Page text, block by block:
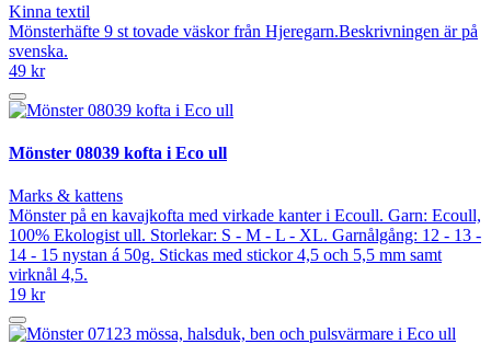
Kinna textil
Mönsterhäfte 9 st tovade väskor från Hjeregarn.Beskrivningen är på
svenska.
49 kr
Mönster 08039 kofta i Eco ull
Marks & kattens
Mönster på en kavajkofta med virkade kanter i Ecoull. Garn: Ecoull,
100% Ekologist ull. Storlekar: S - M - L - XL. Garnålgång: 12 - 13 -
14 - 15 nystan á 50g. Stickas med stickor 4,5 och 5,5 mm samt
virknål 4,5.
19 kr